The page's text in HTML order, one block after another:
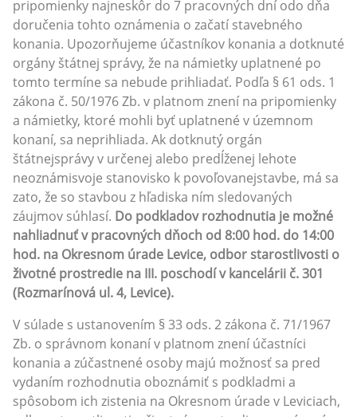
pripomienky najneskôr do 7 pracovných dní odo dňa
doručenia tohto oznámenia o začatí stavebného
konania. Upozorňujeme účastníkov konania a dotknuté
orgány štátnej správy, že na námietky uplatnené po
tomto termíne sa nebude prihliadať. Podľa § 61 ods. 1
zákona č. 50/1976 Zb. v platnom znení na pripomienky
a námietky, ktoré mohli byť uplatnené v územnom
konaní, sa neprihliada. Ak dotknutý orgán
štátnejsprávy v určenej alebo predĺženej lehote
neoznámisvoje stanovisko k povoľovanejstavbe, má sa
zato, že so stavbou z hľadiska ním sledovaných
záujmov súhlasí. Do podkladov rozhodnutia je možné
nahliadnuť v pracovných dňoch od 8:00 hod. do 14:00
hod. na Okresnom úrade Levice, odbor starostlivosti o
životné prostredie na III. poschodí v kancelárii č. 301
(Rozmarínová ul. 4, Levice).
V súlade s ustanovením § 33 ods. 2 zákona č. 71/1967
Zb. o správnom konaní v platnom znení účastníci
konania a zúčastnené osoby majú možnosť sa pred
vydaním rozhodnutia oboznámiť s podkladmi a
spôsobom ich zistenia na Okresnom úrade v Leviciach,